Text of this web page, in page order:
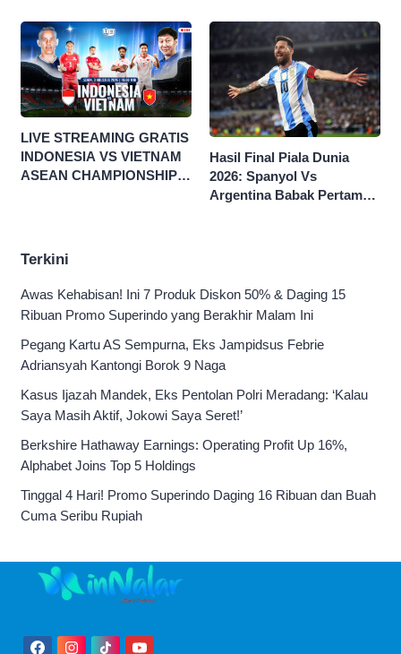
LIVE STREAMING GRATIS
INDONESIA VS VIETNAM
ASEAN CHAMPIONSHIP
Hasil Final Piala Dunia
2026: Spanyol Vs
Argentina Babak Pertama
Terkini
Awas Kehabisan! Ini 7 Produk Diskon 50% & Daging 15
Ribuan Promo Superindo yang Berakhir Malam Ini
Pegang Kartu AS Sempurna, Eks Jampidsus Febrie
Adriansyah Kantongi Borok 9 Naga
Kasus Ijazah Mandek, Eks Pentolan Polri Meradang: ‘Kalau
Saya Masih Aktif, Jokowi Saya Seret!’
Berkshire Hathaway Earnings: Operating Profit Up 16%,
Alphabet Joins Top 5 Holdings
Tinggal 4 Hari! Promo Superindo Daging 16 Ribuan dan Buah
Cuma Seribu Rupiah